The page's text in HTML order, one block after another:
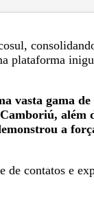
plataforma
vasta gama de
além
a
contatos e